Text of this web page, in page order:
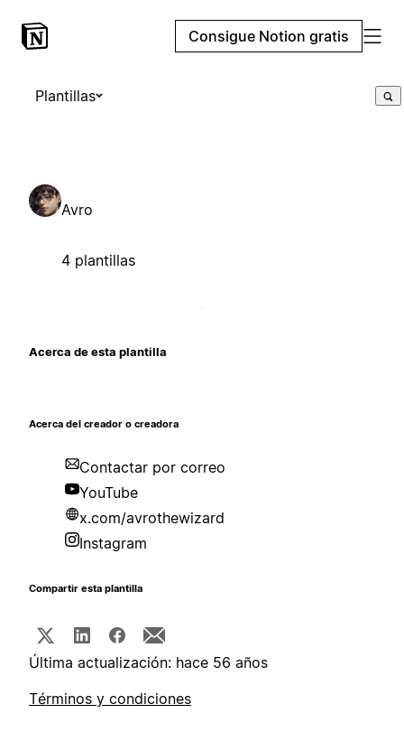
Consigue Notion gratis
Plantillas
Avro
4 plantillas
Acerca de esta plantilla
Acerca del creador o creadora
Contactar por correo
YouTube
x.com/avrothewizard
Instagram
Compartir esta plantilla
Última actualización: hace 56 años
Términos y condiciones